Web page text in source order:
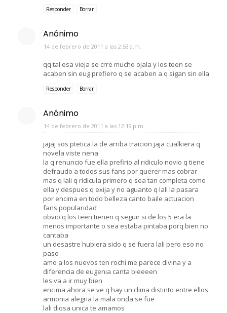
Responder Borrar
Anónimo
14 de febrero de 2011 a las 2:53 a.m.
qq tal esa vieja se crre mucho ojala y los teen se
acaben sin eug prefiero q se acaben a q sigan sin ella
Responder Borrar
Anónimo
14 de febrero de 2011 a las 12:19 p.m.
jajaj sos ptetica la de arriba traicion jaja cualkiera q
novela viste nena
la q renuncio fue ella prefirio al ridiculo novio q tiene
defraudo a todos sus fans por querer mas cobrar
mas q lali q ridicula primero q sea tan completa como
ella y despues q exija y no aguanto q lali la pasara
por encima en todo belleza canto baile actuacion
fans popularidad
obvio q los teen tienen q seguir si de los 5 era la
menos importante o sea estaba pintaba porq bien no
cantaba
un desastre hubiera sido q se fuera lali pero eso no
paso
amo a los nuevos ten rochi me parece divina y a
diferencia de eugenia canta bieeeen
les va a ir muy bien
encima ahora se ve q hay un clima distinto entre ellos
armonia alegria la mala onda se fue
lali diosa unica te amamos